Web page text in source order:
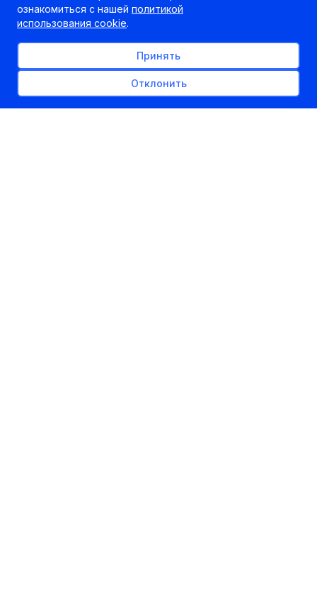
ознакомиться с нашей политикой
использования cookie.
Принять
Отклонить